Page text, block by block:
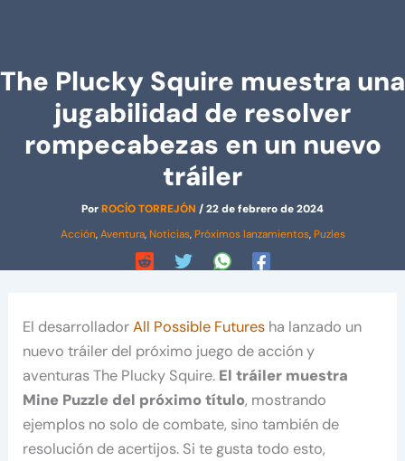
The Plucky Squire muestra una
jugabilidad de resolver
rompecabezas en un nuevo
tráiler
PorROCÍO TORREJÓN /22 de febrero de 2024
Acción,Aventura, Noticias, Próximos lanzamientos, Puzles
El desarrolladorAll Possible Futures ha lanzado un
nuevo tráiler del próximo juego de acción y
aventuras The Plucky Squire. El tráiler muestra
Mine Puzzle del próximo título, mostrando
ejemplos no solo de combate, sino también de
resolución de acertijos. Si te gusta todo esto,